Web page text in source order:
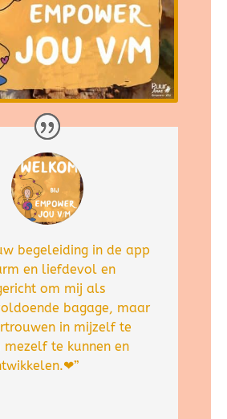
begeleiding in de app
en liefdevol en
om mij als
bagage, maar
in mijzelf te
mezelf te kunnen en